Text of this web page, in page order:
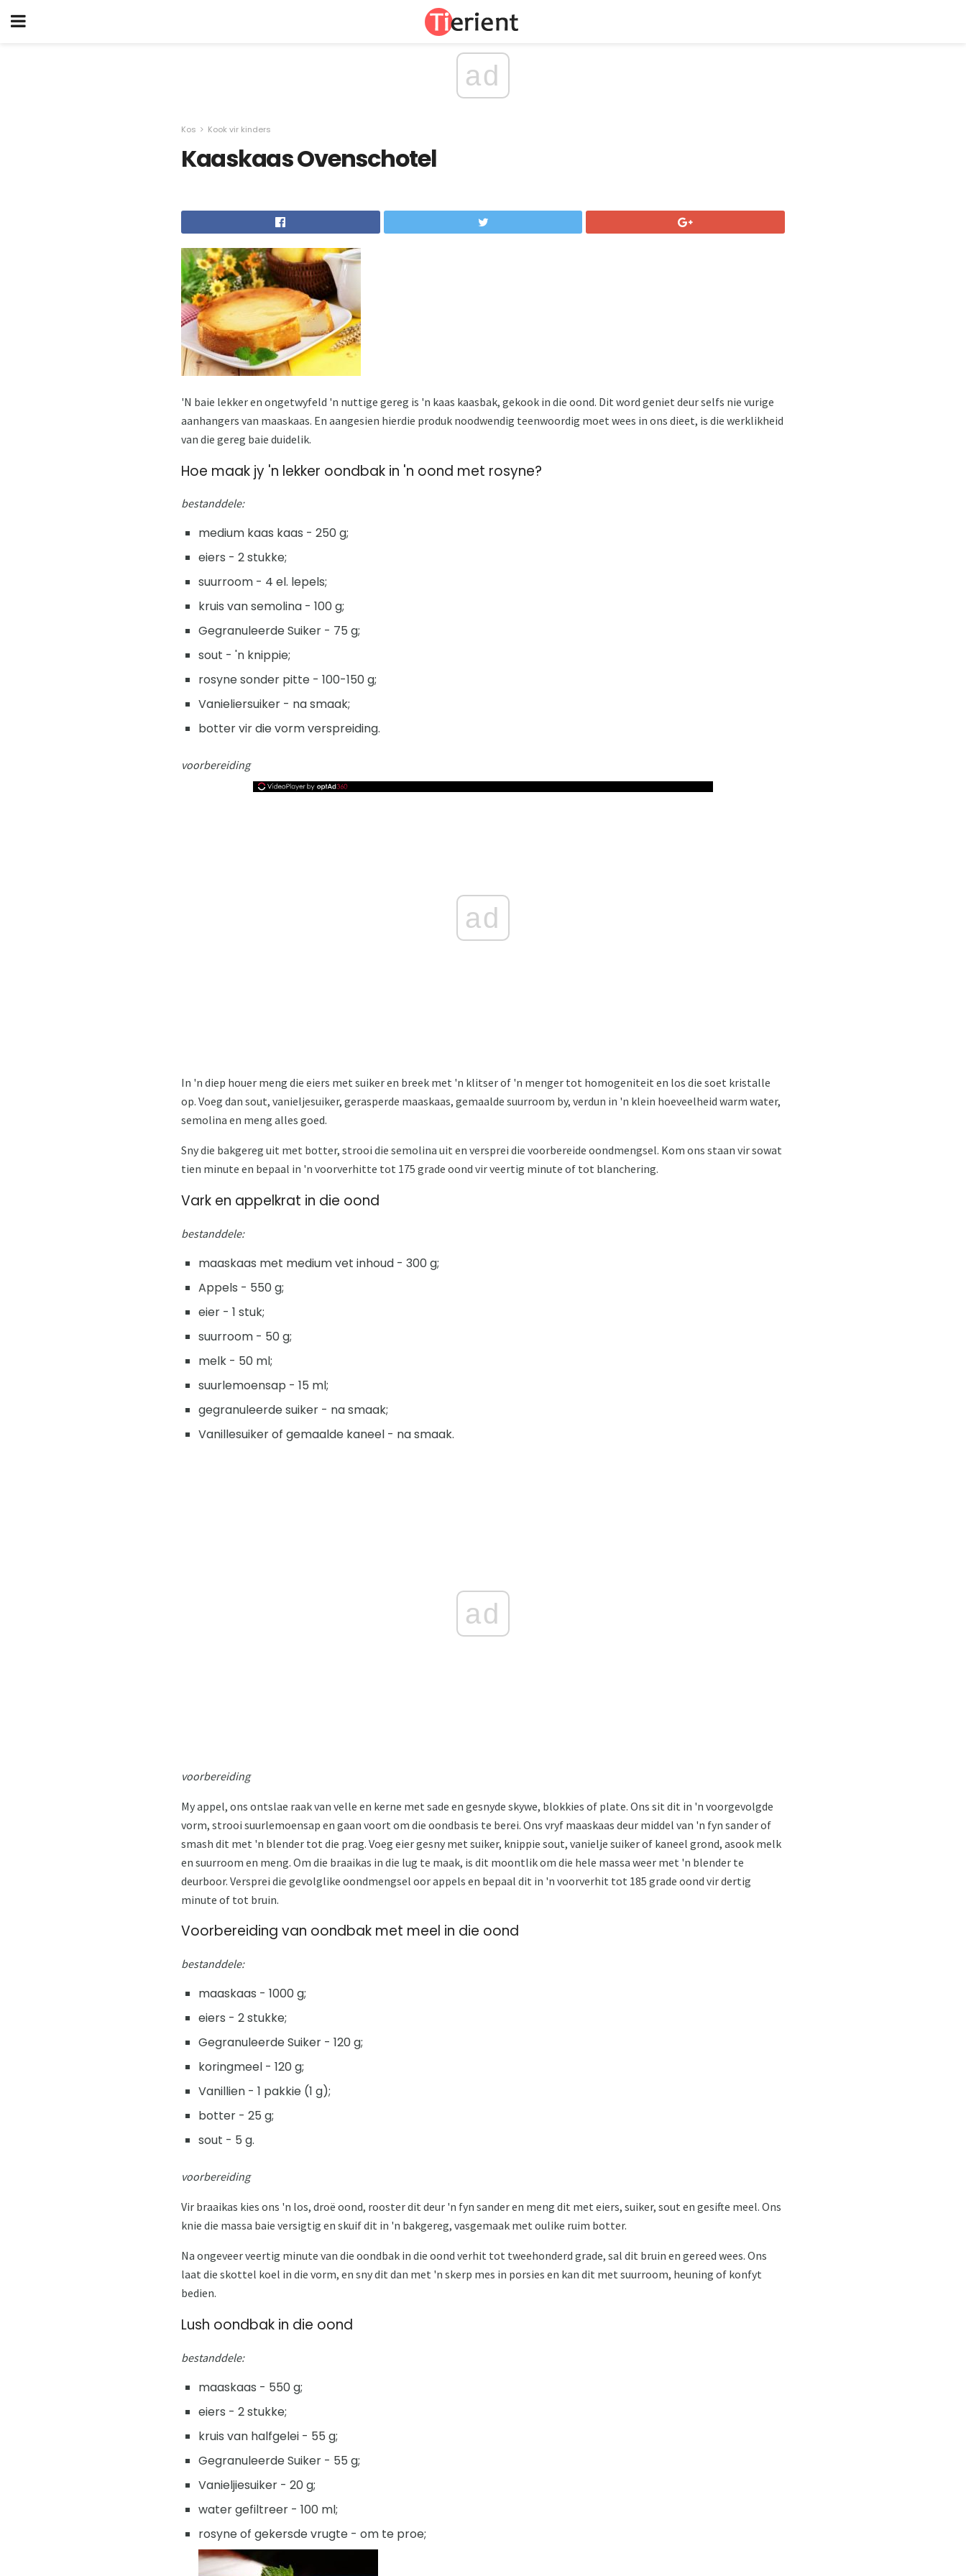
ad
Kos Kook vir kinders
Kaaskaas Ovenschotel
'N baie lekker en ongetwyfeld 'n nuttige gereg is 'n kaas kaasbak, gekook in die oond. Dit word geniet deur selfs nie vurige
aanhangers van maaskaas. En aangesien hierdie produk noodwendig teenwoordig moet wees in ons dieet, is die werklikheid
van die gereg baie duidelik.
Hoe maak jy 'n lekker oondbak in 'n oond met rosyne?
bestanddele:
medium kaas kaas - 250 g;
eiers - 2 stukke;
suurroom - 4 el. lepels;
kruis van semolina - 100 g;
Gegranuleerde Suiker - 75 g;
sout - 'n knippie;
rosyne sonder pitte - 100-150 g;
Vanieliersuiker - na smaak;
botter vir die vorm verspreiding.
voorbereiding
ad
In 'n diep houer meng die eiers met suiker en breek met 'n klitser of 'n menger tot homogeniteit en los die soet kristalle
op. Voeg dan sout, vanieljesuiker, gerasperde maaskaas, gemaalde suurroom by, verdun in 'n klein hoeveelheid warm water,
semolina en meng alles goed.
Sny die bakgereg uit met botter, strooi die semolina uit en versprei die voorbereide oondmengsel. Kom ons staan ​​vir sowat
tien minute en bepaal in 'n voorverhitte tot 175 grade oond vir veertig minute of tot blanchering.
Vark en appelkrat in die oond
bestanddele:
maaskaas met medium vet inhoud - 300 g;
Appels - 550 g;
eier - 1 stuk;
suurroom - 50 g;
melk - 50 ml;
suurlemoensap - 15 ml;
gegranuleerde suiker - na smaak;
Vanillesuiker of gemaalde kaneel - na smaak.
ad
voorbereiding
My appel, ons ontslae raak van velle en kerne met sade en gesnyde skywe, blokkies of plate. Ons sit dit in 'n voorgevolgde
vorm, strooi suurlemoensap en gaan voort om die oondbasis te berei. Ons vryf maaskaas deur middel van 'n fyn sander of
smash dit met 'n blender tot die prag. Voeg eier gesny met suiker, knippie sout, vanielje suiker of kaneel grond, asook melk
en suurroom en meng. Om die braaikas in die lug te maak, is dit moontlik om die hele massa weer met 'n blender te
deurboor. Versprei die gevolglike oondmengsel oor appels en bepaal dit in 'n voorverhit tot 185 grade oond vir dertig
minute of tot bruin.
Voorbereiding van oondbak met meel in die oond
bestanddele:
maaskaas - 1000 g;
eiers - 2 stukke;
Gegranuleerde Suiker - 120 g;
koringmeel - 120 g;
Vanillien - 1 pakkie (1 g);
botter - 25 g;
sout - 5 g.
voorbereiding
Vir braaikas kies ons 'n los, droë oond, rooster dit deur 'n fyn sander en meng dit met eiers, suiker, sout en gesifte meel. Ons
knie die massa baie versigtig en skuif dit in 'n bakgereg, vasgemaak met oulike ruim botter.
Na ongeveer veertig minute van die oondbak in die oond verhit tot tweehonderd grade, sal dit bruin en gereed wees. Ons
laat die skottel koel in die vorm, en sny dit dan met 'n skerp mes in porsies en kan dit met suurroom, heuning of konfyt
bedien.
Lush oondbak in die oond
bestanddele:
maaskaas - 550 g;
eiers - 2 stukke;
kruis van halfgelei - 55 g;
Gegranuleerde Suiker - 55 g;
Vanieljiesuiker - 20 g;
water gefiltreer - 100 ml;
rosyne of gekersde vrugte - om te proe;